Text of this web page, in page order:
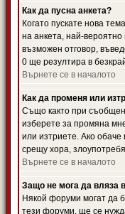
Как да пусна анкета?
Когато пускате нова
на анкета, най-
възможен отговор,
0 ще резултира в
Върнете се в началото
Как да променя или
Също както при
изберете за промяна
или изтриете. Ако
срещу хора,
Върнете се в началото
Защо не мога да вляза
Някой форуми могат да
тези форуми, ще се